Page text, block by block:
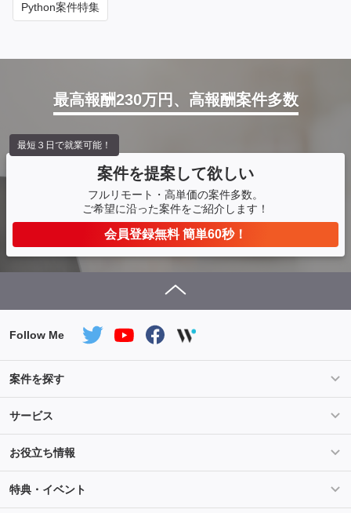
Python案件特集
最高報酬230万円、高報酬案件多数
案件を提案して欲しい
フルリモート・高単価の案件多数。
ご希望に沿った案件をご紹介します！
会員登録無料 簡単60秒！
最短３日で就業可能！
Follow Me
案件を探す
条件を指定して案件を探す
Salesforce案件特集 AWS案件特集
サービス
サービス紹介
ご登録から参画までの流れ フリーランスの声
お役立ち情報
ライフ
特典・イベント